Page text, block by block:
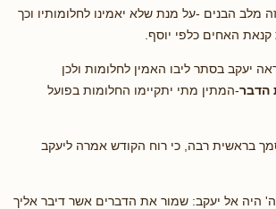
מלב הבנים -על מנת שלא יאמינו לחלומותיו וכך
האחים כלפי יוסף.
יעקב בסתר ליבו האמין לחלומות ולכן
הדבר-המתין מתי יתקיימו החלומות בפועל
בראשית רבה, כי רוח הקודש אמרה ליעקב
היה אל יעקב: שמור את הדברים אשר דיבר אליך